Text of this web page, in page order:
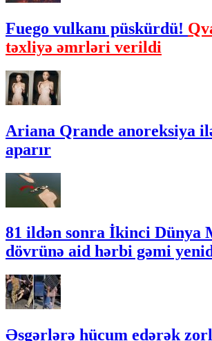
Fuego vulkanı püskürdü!
təxliyə əmrləri verildi
Ariana Qrande anoreksiya
aparır
81 ildən sonra İkinci Dünya
dövrünə aid hərbi gəmi
Əsgərlərə hücum edərək